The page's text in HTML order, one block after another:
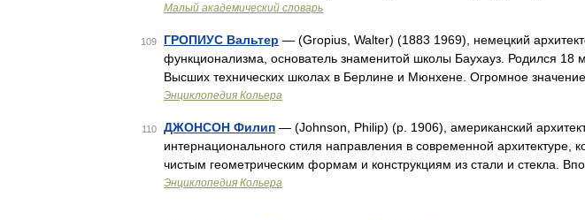
Малый академический словарь
109 ГРОПИУС Вальтер — (Gropius, Walter) (1883 1969), немецкий
функционализма, основатель знаменитой школы Баухауз. Родился 18
Высших технических школах в Берлине и Мюнхене. Огромное
Энциклопедия Кольера
110 ДЖОНСОН Филип — (Johnson, Philip) (р. 1906), американский
интернационального стиля направления в современной архитектуре,
чистым геометрическим формам и конструкциям из стали и стекла.
Энциклопедия Кольера